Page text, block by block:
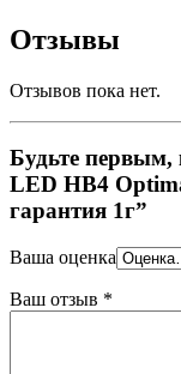
Отзывы
Отзывов пока нет.
Будьте первым,
LED HB4
гарантия 1г”
Ваша оценка
Ваш отзыв *